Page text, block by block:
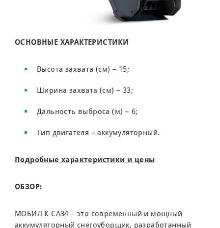
ОСНОВНЫЕ ХАРАКТЕРИСТИКИ
Высота захвата (см) – 15;
Ширина захвата (см) – 33;
Дальность выброса (м) – 6;
Тип двигателя – аккумуляторный.
Подробные характеристики и цены
ОБЗОР:
МОБИЛ К CA34 – это современный и мощный
аккумуляторный снегоуборщик, разработанный